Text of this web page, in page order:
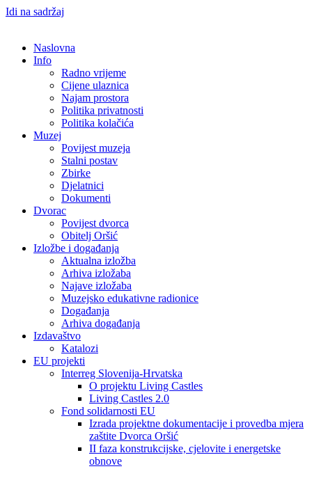
Idi na sadržaj
Naslovna
Info
Radno vrijeme
Cijene ulaznica
Najam prostora
Politika privatnosti
Politika kolačića
Muzej
Povijest muzeja
Stalni postav
Zbirke
Djelatnici
Dokumenti
Dvorac
Povijest dvorca
Obitelj Oršić
Izložbe i događanja
Aktualna izložba
Arhiva izložaba
Najave izložaba
Muzejsko edukativne radionice
Događanja
Arhiva događanja
Izdavaštvo
Katalozi
EU projekti
Interreg Slovenija-Hrvatska
O projektu Living Castles
Living Castles 2.0
Fond solidarnosti EU
Izrada projektne dokumentacije i provedba mjera
zaštite Dvorca Oršić
II faza konstrukcijske, cjelovite i energetske
obnove